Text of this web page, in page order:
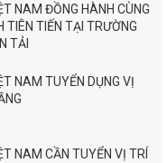
NAM ĐỒNG HÀNH CÙNG
TIÊN TIẾN TẠI TRƯỜNG
TẢI
NAM TUYỂN DỤNG VỊ
NAM CẦN TUYỂN VỊ TRÍ